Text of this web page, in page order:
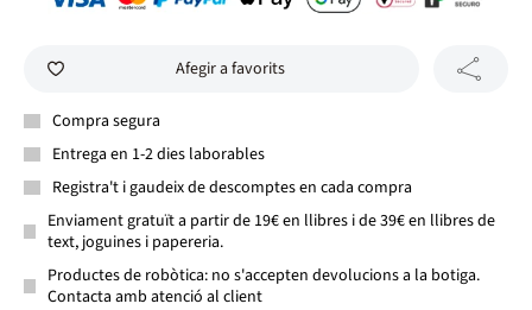
Afegir a favorits
Compra segura
Entrega en 1-2 dies laborables
Registra't i gaudeix de descomptes en cada compra
Enviament gratuït a partir de 19€ en llibres i de 39€ en llibres de
text, joguines i papereria.
Productes de robòtica: no s'accepten devolucions a la botiga.
Contacta amb atenció al client